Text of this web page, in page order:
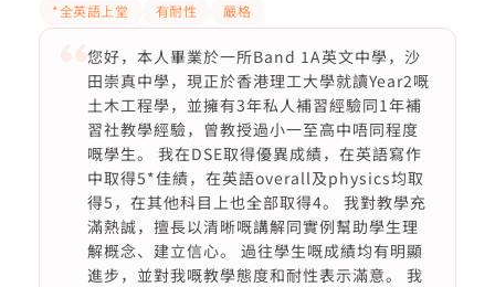
*全英語上堂 有耐性 嚴格
您好，本人畢業於一所Band 1A英文中學，沙
田崇真中學，現正於香港理工大學就讀Year2嘅
土木工程學，並擁有3年私人補習經驗同1年補
習社教學經驗，曾教授過小一至高中唔同程度
嘅學生。 我在DSE取得優異成績，在英語寫作
中取得5*佳績，在英語overall及physics均取
得5，在其他科目上也全部取得4。 我對教學充
滿熱誠，擅長以清晰嘅講解同實例幫助學生理
解概念、建立信心。 過往學生嘅成績均有明顯
進步，並對我嘅教學態度和耐性表示滿意。 我